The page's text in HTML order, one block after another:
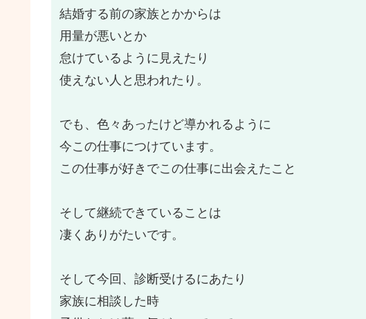
結婚する前の家族とかからは
用量が悪いとか
怠けているように見えたり
使えない人と思われたり。
でも、色々あったけど導かれるように
今この仕事につけています。
この仕事が好きでこの仕事に出会えたこと
そして継続できていることは
凄くありがたいです。
そして今回、診断受けるにあたり
家族に相談した時